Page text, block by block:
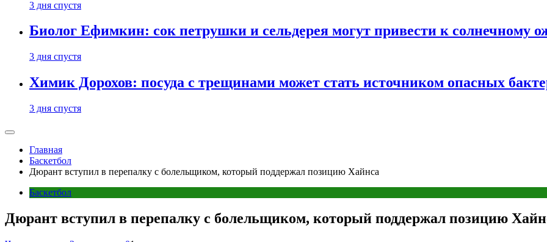
3 дня спустя
Биолог Ефимкин: сок петрушки и сельдерея могут привести к солнечному
3 дня спустя
Химик Дорохов: посуда с трещинами может стать источником опасных
3 дня спустя
Главная
Баскетбол
Дюрант вступил в перепалку с болельщиком, который поддержал позицию Хайнса
Баскетбол
Дюрант вступил в перепалку с болельщиком, который поддержал позицию